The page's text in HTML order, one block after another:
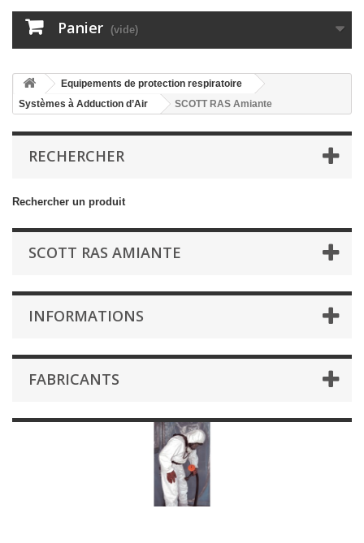
Panier (vide)
Equipements de protection respiratoire
Systèmes à Adduction d’Air
SCOTT RAS Amiante
RECHERCHER
Rechercher un produit
SCOTT RAS AMIANTE
INFORMATIONS
FABRICANTS